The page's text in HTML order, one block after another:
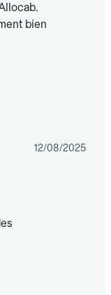
bien
12/08/2025